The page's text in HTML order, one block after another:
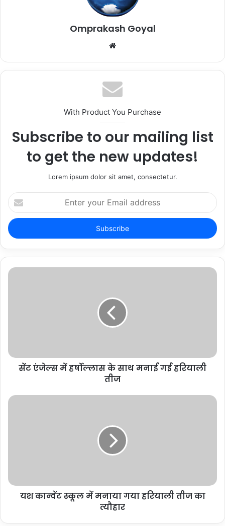
Omprakash Goyal
Website
With Product You Purchase
Subscribe to our mailing list
to get the new updates!
Lorem ipsum dolor sit amet, consectetur.
Enter
your
Email
address
सेंट एंजेल्स में हर्षोल्लास के साथ मनाई गई हरियाली
तीज
यश कान्वेंट स्कूल में मनाया गया हरियाली तीज का
त्यौहार